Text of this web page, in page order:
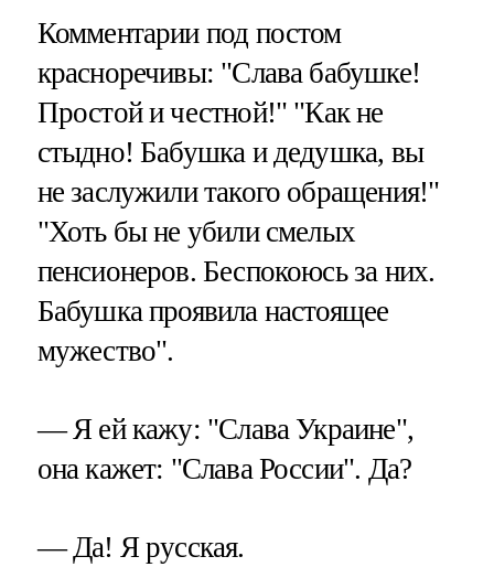
Комментарии под постом
красноречивы: "Слава бабушке!
Простой и честной!" "Как не
стыдно! Бабушка и дедушка, вы
не заслужили такого обращения!"
"Хоть бы не убили смелых
пенсионеров. Беспокоюсь за них.
Бабушка проявила настоящее
мужество".
— Я ей кажу: "Слава Украине",
она кажет: "Слава России". Да?
— Да! Я русская.